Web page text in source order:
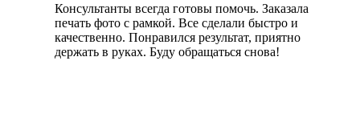
Консультанты всегда готовы помочь. Заказала
печать фото с рамкой. Все сделали быстро и
качественно. Понравился результат, приятно
держать в руках. Буду обращаться снова!